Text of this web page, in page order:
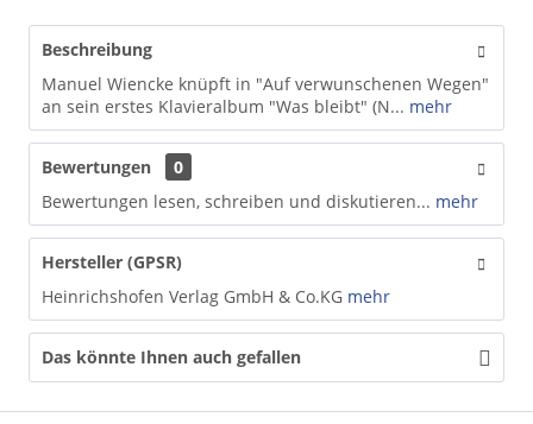
Beschreibung
Manuel Wiencke knüpft in "Auf verwunschenen Wegen"
an sein erstes Klavieralbum "Was bleibt" (N... mehr
Bewertungen
0
Bewertungen lesen, schreiben und diskutieren... mehr
Hersteller (GPSR)
Heinrichshofen Verlag GmbH & Co.KG mehr
Das könnte Ihnen auch gefallen